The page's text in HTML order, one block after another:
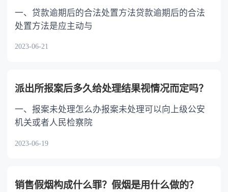
一、贷款逾期后的合法处置方法贷款逾期后的合法
处置方法是应主动与
2023-06-21
派出所报案后多久给处理结果视情况而定吗？
一、报案未处理怎么办报案未处理可以向上级公安
机关或者人民检察院
2023-06-19
销售假烟构成什么罪？假烟是用什么做的？